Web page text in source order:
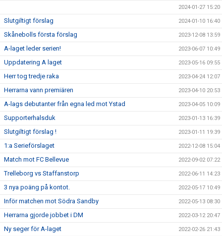
2024-01-27 15:20
Slutgiltigt förslag 2024-01-10 16:40
Skånebolls första förslag 2023-12-08 13:59
A-laget leder serien! 2023-06-07 10:49
Uppdatering A laget 2023-05-16 09:55
Herr tog tredje raka 2023-04-24 12:07
Herrarna vann premiären 2023-04-10 20:53
A-lags debutanter från egna led mot Ystad 2023-04-05 10:09
Supporterhalsduk 2023-01-13 16:39
Slutgiltigt förslag ! 2023-01-11 19:39
1:a Serieförslaget 2022-12-08 15:04
Match mot FC Bellevue 2022-09-02 07:22
Trelleborg vs Staffanstorp 2022-06-11 14:23
3 nya poäng på kontot. 2022-05-17 10:49
Inför matchen mot Södra Sandby 2022-05-13 08:30
Herrarna gjorde jobbet i DM 2022-03-12 20:47
Ny seger för A-laget 2022-02-26 21:43